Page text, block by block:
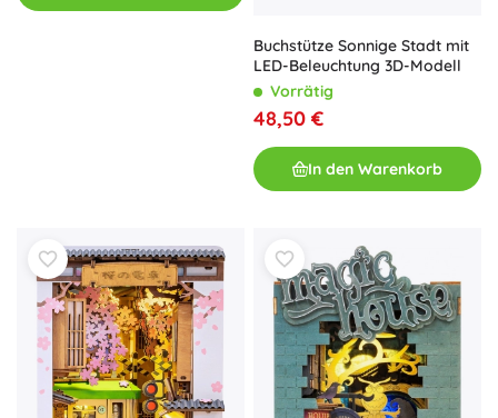
Buchstütze Sonnige Stadt mit
LED-Beleuchtung 3D-Modell
Vorrätig
48,50 €
In den Warenkorb